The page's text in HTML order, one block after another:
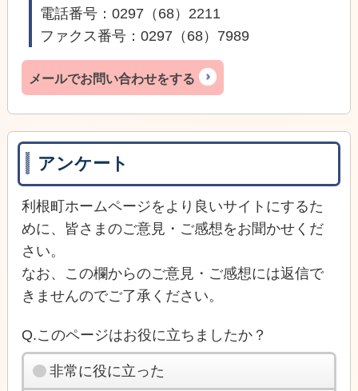
電話番号：0297（68）2211
ファクス番号：0297（68）7989
メールでお問い合わせをする
アンケート
利根町ホームページをより良いサイトにするた
めに、皆さまのご意見・ご感想をお聞かせくだ
さい。
なお、この欄からのご意見・ご感想には返信で
きませんのでご了承ください。
Q.このページはお役に立ちましたか？
非常に役に立った